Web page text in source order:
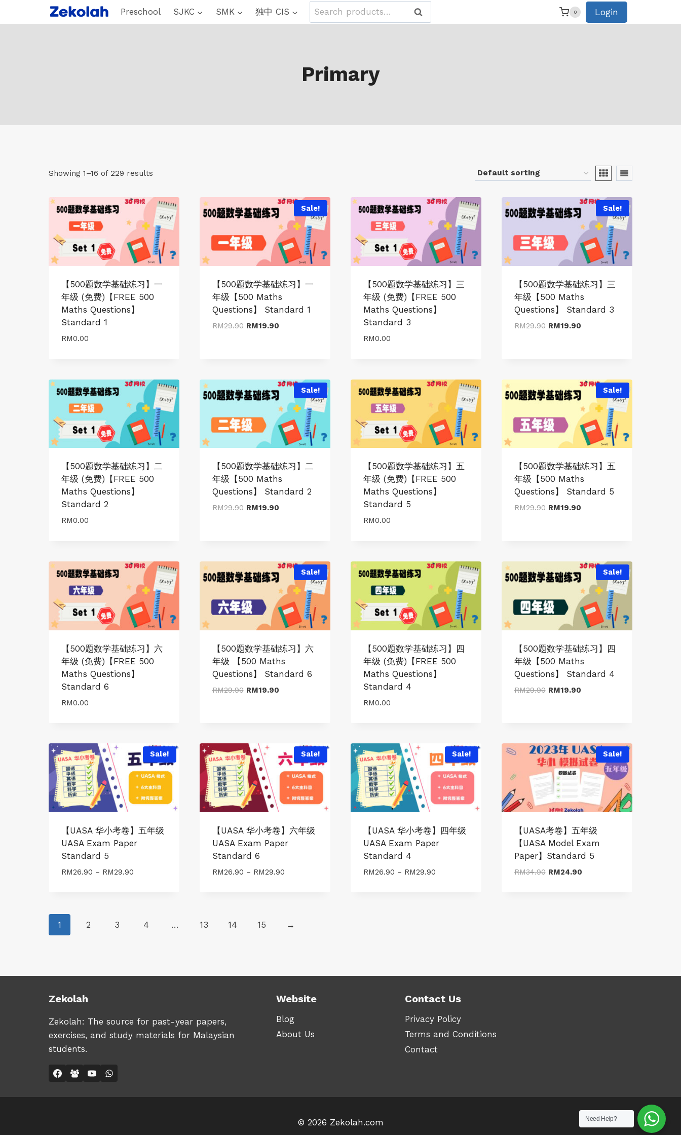
Preschool SJKC SMK 独中 CIS
Search
for:
Search 0 Login
Primary
Showing 1–16 of 229 results
【500题数学基础练习】一
年级 (免费)【FREE 500
Maths Questions】
Standard 1
RM0.00
Sale!
【500题数学基础练习】一
年级【500 Maths
Questions】 Standard 1
RM29.90 Original
RM19.90Current
【500题数学基础练习】三
年级 (免费)【FREE 500
Maths Questions】
Standard 3
RM0.00
Sale!
【500题数学基础练习】三
年级【500 Maths
Questions】 Standard 3
RM29.90 Original
RM19.90Current
【500题数学基础练习】二
年级 (免费)【FREE 500
Maths Questions】
Standard 2
RM0.00
Sale!
【500题数学基础练习】二
年级【500 Maths
Questions】 Standard 2
RM29.90 Original
RM19.90Current
【500题数学基础练习】五
年级 (免费)【FREE 500
Maths Questions】
Standard 5
RM0.00
Sale!
【500题数学基础练习】五
年级【500 Maths
Questions】 Standard 5
RM29.90 Original
RM19.90Current
【500题数学基础练习】六
年级 (免费)【FREE 500
Maths Questions】
Standard 6
RM0.00
Sale!
【500题数学基础练习】六
年级 【500 Maths
Questions】 Standard 6
RM29.90 Original
RM19.90Current
【500题数学基础练习】四
年级 (免费)【FREE 500
Maths Questions】
Standard 4
RM0.00
Sale!
【500题数学基础练习】四
年级【500 Maths
Questions】 Standard 4
RM29.90 Original
RM19.90Current
Sale!
【UASA 华小考卷】五年级
UASA Exam Paper
Standard 5
RM26.90 – RM29.90Price
Sale!
【UASA 华小考卷】六年级
UASA Exam Paper
Standard 6
RM26.90 – RM29.90Price
Sale!
【UASA 华小考卷】四年级
UASA Exam Paper
Standard 4
RM26.90 – RM29.90Price
Sale!
【UASA考卷】五年级
【UASA Model Exam
Paper】Standard 5
RM34.90 Original
RM24.90Current
1 2 3 4 … 13 14 15 →
Zekolah
Zekolah: The source for past-year papers,
exercises, and study materials for Malaysian
students.
Website
Blog
About Us
Contact Us
Privacy Policy
Terms and Conditions
Contact
© 2026 Zekolah.com Need Help?